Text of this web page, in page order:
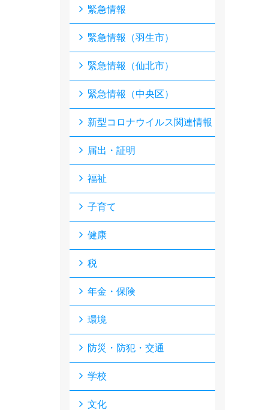
緊急情報
緊急情報（羽生市）
緊急情報（仙北市）
緊急情報（中央区）
新型コロナウイルス関連情報
届出・証明
福祉
子育て
健康
税
年金・保険
環境
防災・防犯・交通
学校
文化